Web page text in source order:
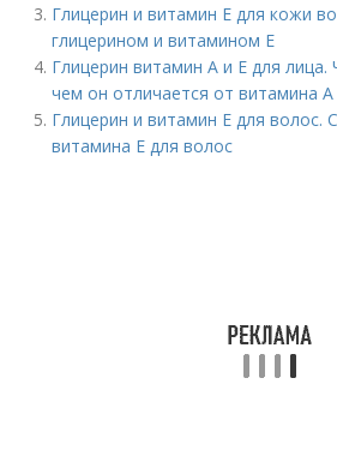
Глицерин и витамин Е для кожи
глицерином и витамином Е
Глицерин витамин А и Е для лица.
чем он отличается от витамина А
Глицерин и витамин Е для волос.
витамина Е для волос